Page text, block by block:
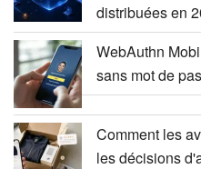
distribuées en
WebAuthn
sans mot de
Comment les
les décisions